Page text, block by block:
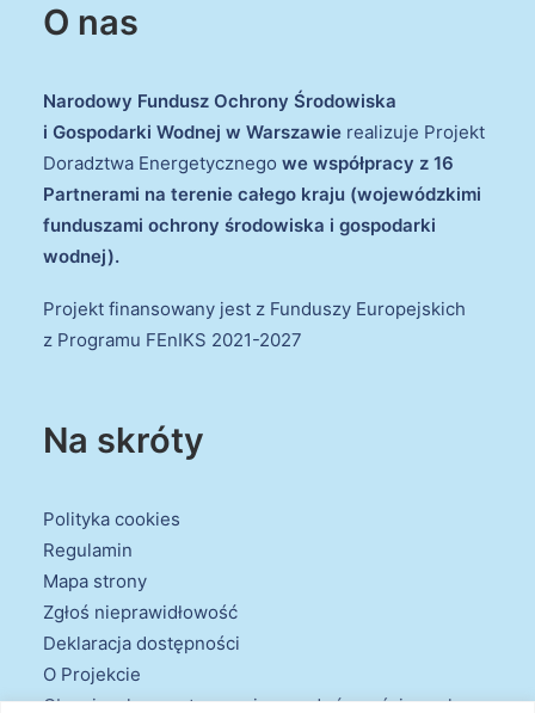
O nas
Narodowy Fundusz Ochrony Środowiska
i Gospodarki Wodnej w Warszawie realizuje Projekt
Doradztwa Energetycznego we współpracy z 16
Partnerami na terenie całego kraju (wojewódzkimi
funduszami ochrony środowiska i gospodarki
wodnej).
Projekt finansowany jest z Funduszy Europejskich
z Programu FEnIKS 2021-2027
Na skróty
Polityka cookies
Regulamin
Mapa strony
Zgłoś nieprawidłowość
Deklaracja dostępności
O Projekcie
Obowiązek przestrzegania zasad równościowych